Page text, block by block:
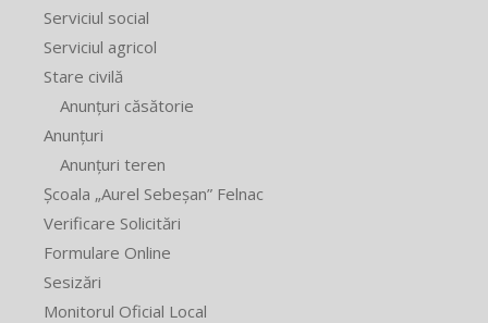
Serviciul social
Serviciul agricol
Stare civilă
Anunțuri căsătorie
Anunțuri
Anunțuri teren
Școala „Aurel Sebeșan” Felnac
Verificare Solicitări
Formulare Online
Sesizări
Monitorul Oficial Local